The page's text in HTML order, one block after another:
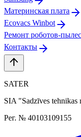
Материнская плата
Ecovacs Winbot
Ремонт роботов-
Контакты
SATER
SIA "Sadzīves tehnikas
Рег. № 40103109155